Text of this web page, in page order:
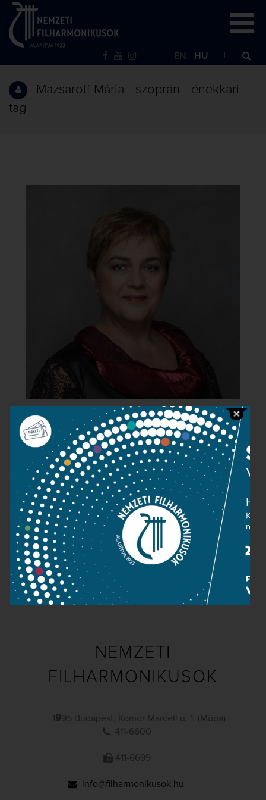
EN HU
Mazsaroff Mária - szoprán - énekkari
tag
Kapcsolat
Közérdekű adatok
Sajtószoba
Adatvédelem
NEMZETI
FILHARMONIKUSOK
1095 Budapest, Komor Marcell u. 1. (Müpa)
411-6600
411-6699
info@filharmonikusok.hu